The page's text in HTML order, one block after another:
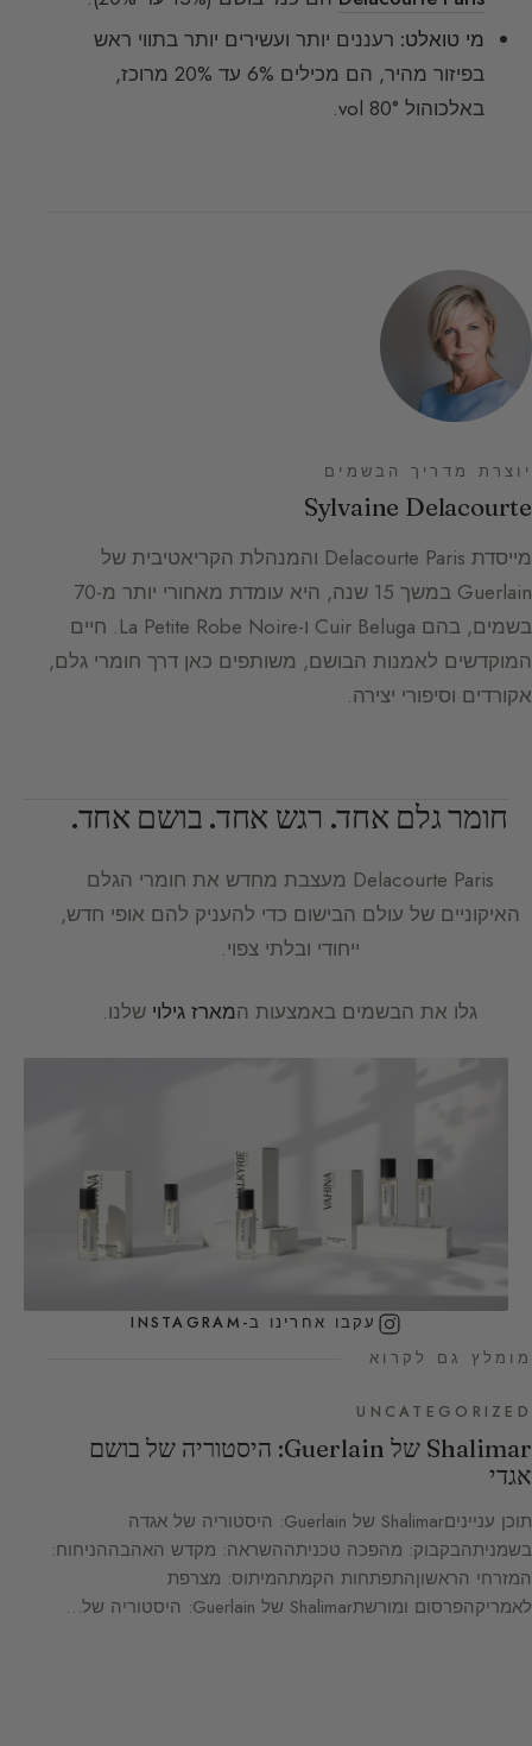
מי טואלט: רעננים יותר ועשירים יותר בתווי ראש
בפיזור מהיר, הם מכילים 6% עד 20% מרוכז,
באלכוהול 80° vol.
יוצרת מדריך הבשמים
Sylvaine Delacourte
מייסדת Delacourte Paris והמנהלת הקריאטיבית של
Guerlain במשך 15 שנה, היא עומדת מאחורי יותר מ-70
בשמים, בהם Cuir Beluga ו-La Petite Robe Noire. חיים
המוקדשים לאמנות הבושם, משותפים כאן דרך חומרי גלם,
אקורדים וסיפורי יצירה.
חומר גלם אחד. רגש אחד. בושם אחד.
Delacourte Paris מעצבת מחדש את חומרי הגלם
האיקוניים של עולם הבישום כדי להעניק להם אופי חדש,
ייחודי ובלתי צפוי.
גלו את הבשמים באמצעות המארז גילוי שלנו.
עקבו אחרינו ב-INSTAGRAM
מומלץ גם לקרוא
UNCATEGORIZED
Shalimar של Guerlain: היסטוריה של בושם
אגדי
תוכן ענייניםShalimar של Guerlain: היסטוריה של אגדה
בשמניתהבקבוק: מהפכה טכניתההשראה: מקדש האהבההניחוח:
המזרחי הראשוןהתפתחות הקמתהמיתוס: מצרפת
לאמריקהפרסום ומורשתShalimar של Guerlain: היסטוריה של…